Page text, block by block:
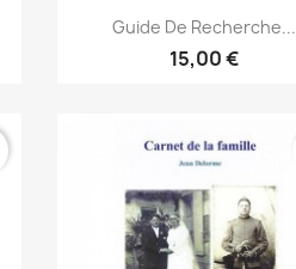
Anteprima
Guide De Recherche...
15,00 €